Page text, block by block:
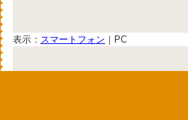
表示： スマートフォン ｜ PC